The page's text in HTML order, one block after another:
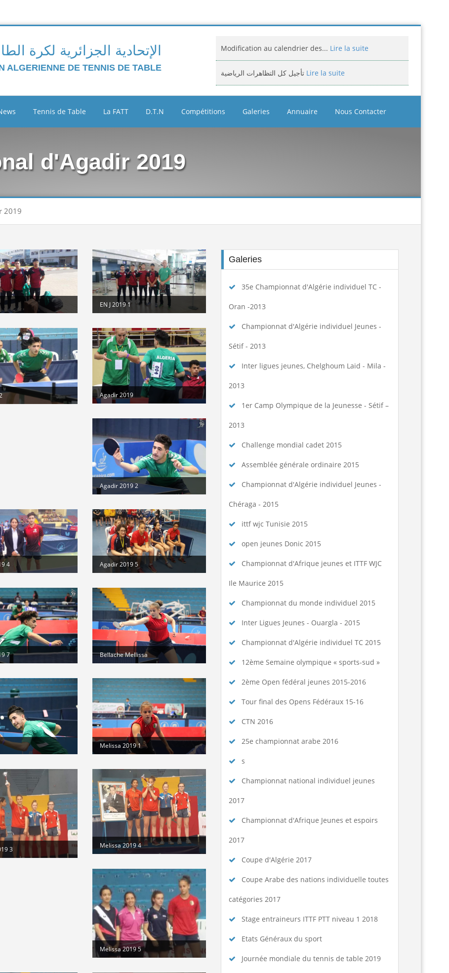
الإتحادية الجزائرية لكرة
ALGERIENNE DE TENNIS DE TABLE
Modification au calendrier des... Lire la suite
تأجيل كل التظاهرات الرياضية Lire la suite
Domiciliation des compétitions...Lire la suite
إعلانعن فتح تسجيلات لتكوين المدربينLire la suite
الجمعية العامة العادية لسنة 2025Lire la suite
Classement national seniors dames et...Lire la suite
dispositions pratiques 2025-2026... Lire la suite
Tennis de Table La FATT D.T.N Compétitions Galeries Annuaire Nous Contacter
d'Agadir 2019
2019
EN J 2019 1
Agadir 2019
Agadir 2019 2
4 Agadir 2019 5
7 Bellache Mellissa
Melissa 2019 1
3
Melissa 2019 4
Melissa 2019 5
Galeries
35e Championnat d'Algérie individuel TC -
Oran -2013
Championnat d'Algérie individuel Jeunes -
Sétif - 2013
Inter ligues jeunes, Chelghoum Laid - Mila -
2013
1er Camp Olympique de la Jeunesse - Sétif –
2013
Challenge mondial cadet 2015
Assemblée générale ordinaire 2015
Championnat d'Algérie individuel Jeunes -
Chéraga - 2015
ittf wjc Tunisie 2015
open jeunes Donic 2015
Championnat d'Afrique jeunes et ITTF WJC
Ile Maurice 2015
Championnat du monde individuel 2015
Inter Ligues Jeunes - Ouargla - 2015
Championnat d'Algérie individuel TC 2015
12ème Semaine olympique « sports-sud »
2ème Open fédéral jeunes 2015-2016
Tour final des Opens Fédéraux 15-16
CTN 2016
25e championnat arabe 2016
s
Championnat national individuel jeunes
2017
Championnat d'Afrique Jeunes et espoirs
2017
Coupe d'Algérie 2017
Coupe Arabe des nations individuelle toutes
catégories 2017
Stage entraineurs ITTF PTT niveau 1 2018
Etats Généraux du sport
Journée mondiale du tennis de table 2019